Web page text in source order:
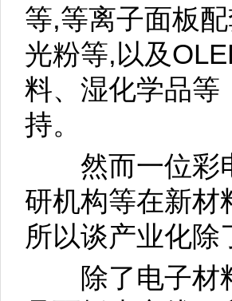
等,等离子面板
光粉等,以及
料、湿化学品等
持。
然而一位彩电
研机构等在新材
所以谈产业化除
除了电子材料